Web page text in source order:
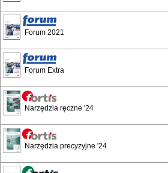
Forum 2021
Forum Extra
Narzędzia ręczne '24
Narzędzia precyzyjne '24